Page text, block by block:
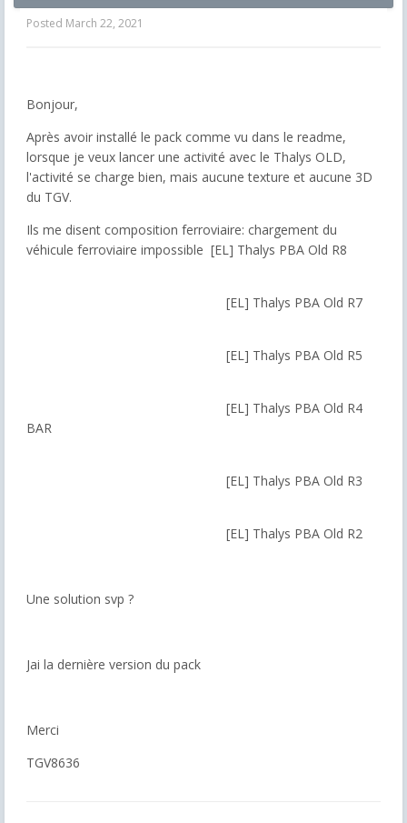
Posted March 22, 2021
Bonjour,
Après avoir installé le pack comme vu dans le readme,
lorsque je veux lancer une activité avec le Thalys OLD,
l'activité se charge bien, mais aucune texture et aucune 3D
du TGV.
Ils me disent composition ferroviaire: chargement du
véhicule ferroviaire impossible [EL] Thalys PBA Old R8
[EL] Thalys PBA Old R7
[EL] Thalys PBA Old R5
[EL] Thalys PBA Old R4
BAR
[EL] Thalys PBA Old R3
[EL] Thalys PBA Old R2
Une solution svp ?
Jai la dernière version du pack
Merci
TGV8636